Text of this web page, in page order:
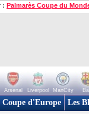
: Palmarès Coupe du
Arsenal Liverpool ManCity
Coupe d'Europe Les